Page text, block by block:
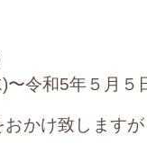
〜令和5年５月５
かけ致します